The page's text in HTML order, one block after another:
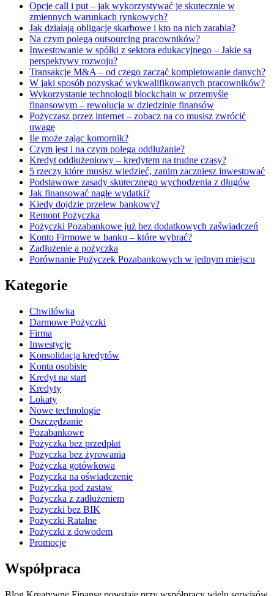
Opcje call i put – jak wykorzystywać je skutecznie w
zmiennych warunkach rynkowych?
Jak działają obligacje skarbowe i kto na nich zarabia?
Na czym polega outsourcing pracowników?
Inwestowanie w spółki z sektora edukacyjnego – Jakie są
perspektywy rozwoju?
Transakcje M&A – od czego zacząć kompletowanie danych?
W jaki sposób pozyskać wykwalifikowanych pracowników?
Wykorzystanie technologii blockchain w przemyśle
finansowym – rewolucja w dziedzinie finansów
Pożyczasz przez internet – zobacz na co musisz zwrócić
uwagę
Ile może zając komornik?
Czym jest i na czym polega oddłużanie?
Kredyt oddłużeniowy – kredytem na trudne czasy?
5 rzeczy które musisz wiedzieć, zanim zaczniesz inwestować
Podstawowe zasady skutecznego wychodzenia z długów
Jak finansować nagłe wydatki?
Kiedy dojdzie przelew bankowy?
Remont Pożyczka
Pożyczki Pozabankowe już bez dodatkowych zaświadczeń
Konto Firmowe w banku – które wybrać?
Zadłużenie a pożyczka
Porównanie Pożyczek Pozabankowych w jednym miejscu
Kategorie
Chwilówka
Darmowe Pożyczki
Firma
Inwestycje
Konsolidacja kredytów
Konta osobiste
Kredyt na start
Kredyty
Lokaty
Nowe technologie
Oszczędzanie
Pozabankowe
Pożyczka bez przedpłat
Pożyczka bez żyrowania
Pożyczka gotówkowa
Pożyczka na oświadczenie
Pożyczka pod zastaw
Pożyczka z zadłużeniem
Pożyczki bez BIK
Pożyczki Ratalne
Pożyczki z dowodem
Promocje
Współpraca